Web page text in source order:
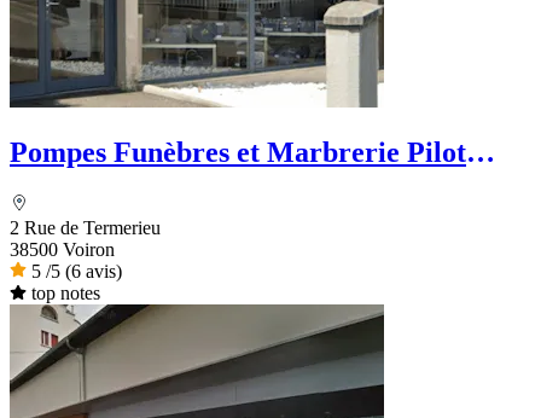
Pompes Funèbres et Marbrerie Pilot
2 Rue de Termerieu
38500 Voiron
5 /5 (6 avis)
top notes